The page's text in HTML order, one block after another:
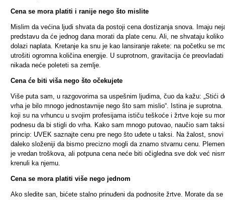
Cena se mora platiti i ranije nego što mislite
Mislim da većina ljudi shvata da postoji cena dostizanja snova. Imaju
predstavu da će jednog dana morati da plate cenu. Ali, ne shvataju koliko
dolazi naplata. Kretanje ka snu je kao lansiranje rakete: na početku se
utrošiti ogromna količina energije. U suprotnom, gravitacija će preovladati
nikada neće poleteti sa zemlje.
Cena će biti viša nego što očekujete
Više puta sam, u razgovorima sa uspešnim ljudima, čuo da kažu: „Stići
vrha je bilo mnogo jednostavnije nego što sam mislio“. Istina je suprotna.
koji su na vrhuncu u svojim profesijama ističu teškoće i žrtve koje su
podnesu da bi stigli do vrha. Kako sam mnogo putovao, naučio sam
princip: UVEK saznajte cenu pre nego što uđete u taksi. Na žalost, snovi
daleko složeniji da bismo precizno mogli da znamo stvarnu cenu.
je vredan troškova, ali potpuna cena neće biti očigledna sve dok već
krenuli ka njemu.
Cena se mora platiti više nego jednom
Ako sledite san, bićete stalno prinuđeni da podnosite žrtve. Morate da se